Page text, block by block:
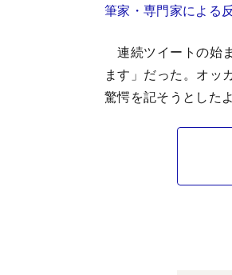
筆家・専門家による
連続ツイートの始
ます」だった。オッ
驚愕を記そうとしたよ